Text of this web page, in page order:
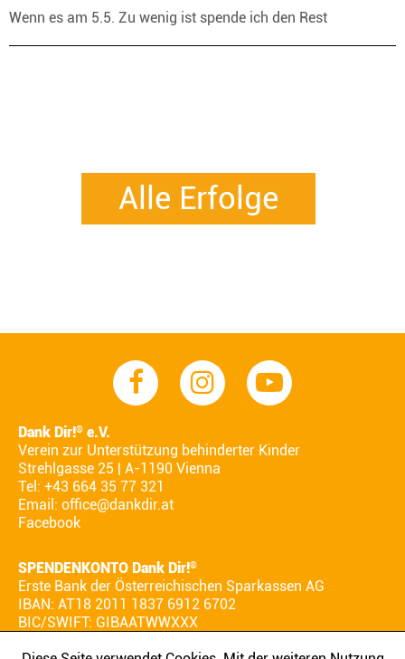
Wenn es am 5.5. Zu wenig ist spende ich den Rest
Alle Erfolge
Dank Dir!® e.V.
Verein zur Unterstützung behinderter Kinder
Strehlgasse 25 | A-1190 Vienna
Tel: +43 664 35 77 321
Email: office@dankdir.at
Facebook
SPENDENKONTO Dank Dir!®
Erste Bank der Österreichischen Sparkassen AG
IBAN: AT18 2011 1837 6912 6702
BIC/SWIFT: GIBAATWWXXX